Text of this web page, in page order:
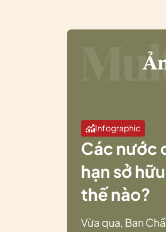
Infographic
Các nước
hạn sở
thế nào?
Vừa qua, Ban